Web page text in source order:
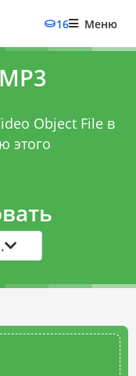
16 Меню
Object File в
этого